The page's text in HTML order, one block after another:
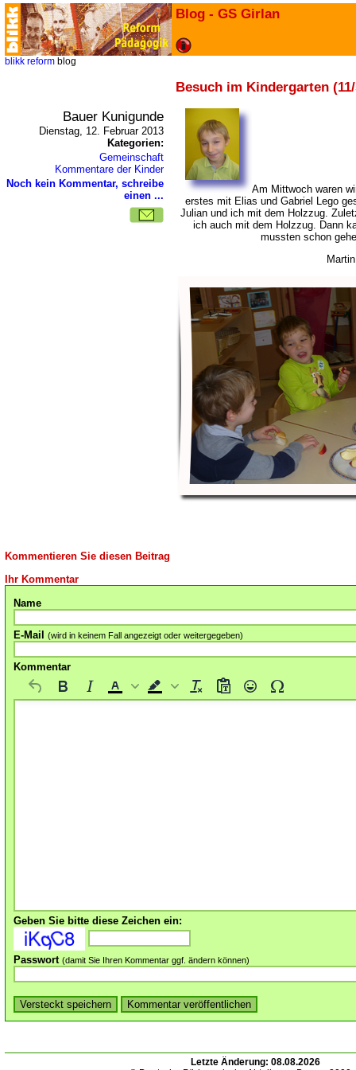
Blog - GS Girlan
blikk reform blog
Besuch im Kindergarten
Bauer Kunigunde
Dienstag, 12. Februar 2013
Kategorien:
Gemeinschaft
Kommentare der Kinder
Noch kein Kommentar, schreibe
einen ...
Am Mittwoch waren
erstes mit Elias und Gabriel Lego
Julian und ich mit dem Holzzug.
ich auch mit dem Holzzug. Dann
mussten schon
Martin
Kommentieren Sie diesen Beitrag
Ihr Kommentar
Name
E-Mail (wird in keinem Fall angezeigt oder weitergegeben)
Kommentar
Geben Sie bitte diese Zeichen ein:
Passwort (damit Sie Ihren Kommentar ggf. ändern können)
Letzte Änderung: 08.08.2026